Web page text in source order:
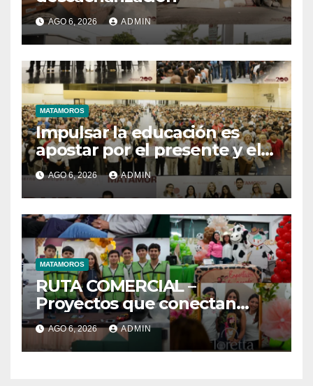
AGO 6, 2026 ADMIN
MATAMOROS
Impulsar la educación es
apostar por el presente y el
futuro de Matamoros
AGO 6, 2026 ADMIN
MATAMOROS
RUTA COMERCIAL –
Proyectos que conectan
estrategia e innovación
AGO 6, 2026 ADMIN